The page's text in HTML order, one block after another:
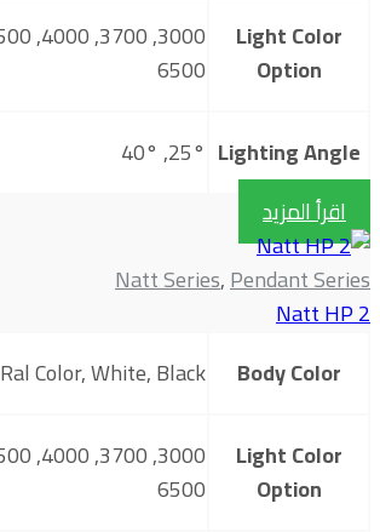
Light Color
Option
6500
Lighting Angle
25°, 40°
اقرأ المزيد
Natt Series,Pendant Series
Natt HP 2
Body Color
Ral Color, White, Black
Light Color
Option
6500